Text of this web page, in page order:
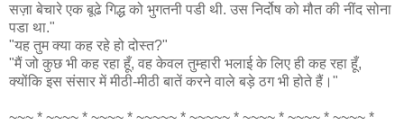
सज़ा बेचारे एक बूढे गिद्ध को भुगतनी पडी थी. उस निर्दोष को मौत की नींद सोना
पडा था."
"यह तुम क्या कह रहे हो दोस्त?"
"मैं जो कुछ भी कह रहा हूँ, वह केवल तुम्हारी भलाई के लिए ही कह रहा हूँ,
क्योंकि इस संसार में मीठी-मीठी बातें करने वाले बड़े ठग भी होते हैं।"
~~~ * ~~~~ * ~~~~ * ~~~~~ * ~~~~~ * ~~~~ * ~~~~ * ~~~~ *